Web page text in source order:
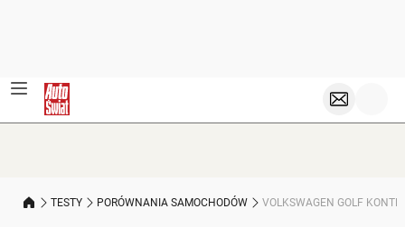
TESTY PORÓWNANIA SAMOCHODÓW VOLKSWAGEN GOLF